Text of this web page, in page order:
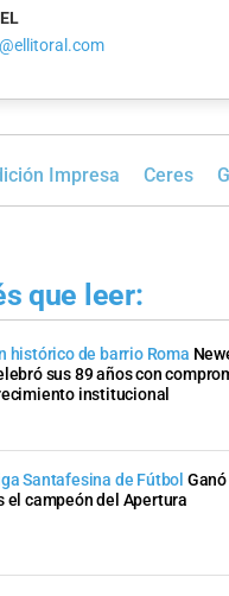
Impresa Ceres
que leer:
histórico de barrio Roma
sus 89 años con
institucional
Santafesina de Fútbol
el campeón del Apertura